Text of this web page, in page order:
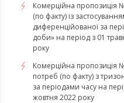
Комерційна пропозиція
(по факту) із
диференційованої за
доби» на період з 01
року
Комерційна пропозиція
потреб (по факту) з
за періодами часу на
жовтня 2022 року